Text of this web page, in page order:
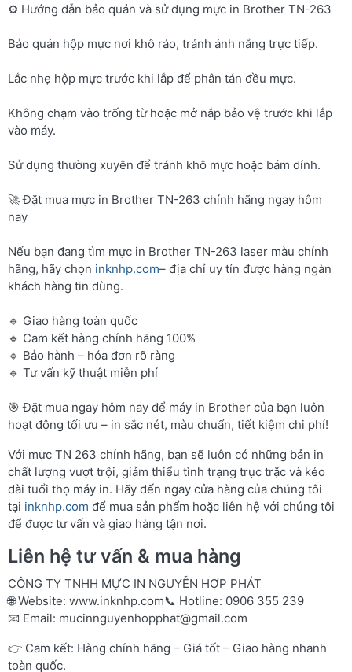
⚙️ Hướng dẫn bảo quản và sử dụng mực in Brother TN-263
Bảo quản hộp mực nơi khô ráo, tránh ánh nắng trực tiếp.
Lắc nhẹ hộp mực trước khi lắp để phân tán đều mực.
Không chạm vào trống từ hoặc mở nắp bảo vệ trước khi lắp
vào máy.
Sử dụng thường xuyên để tránh khô mực hoặc bám dính.
🚀 Đặt mua mực in Brother TN-263 chính hãng ngay hôm
nay
Nếu bạn đang tìm mực in Brother TN-263 laser màu chính
hãng, hãy chọn inknhp.com– địa chỉ uy tín được hàng ngàn
khách hàng tin dùng.
🔹 Giao hàng toàn quốc
🔹 Cam kết hàng chính hãng 100%
🔹 Bảo hành – hóa đơn rõ ràng
🔹 Tư vấn kỹ thuật miễn phí
🎯 Đặt mua ngay hôm nay để máy in Brother của bạn luôn
hoạt động tối ưu – in sắc nét, màu chuẩn, tiết kiệm chi phí!
Với mực TN 263 chính hãng, bạn sẽ luôn có những bản in
chất lượng vượt trội, giảm thiểu tình trạng trục trặc và kéo
dài tuổi thọ máy in. Hãy đến ngay cửa hàng của chúng tôi
tại inknhp.com để mua sản phẩm hoặc liên hệ với chúng tôi
để được tư vấn và giao hàng tận nơi.
Liên hệ tư vấn & mua hàng
CÔNG TY TNHH MỰC IN NGUYỄN HỢP PHÁT
🌐 Website: www.inknhp.com📞 Hotline: 0906 355 239
📧 Email: mucinnguyenhopphat@gmail.com
👉 Cam kết: Hàng chính hãng – Giá tốt – Giao hàng nhanh
toàn quốc.